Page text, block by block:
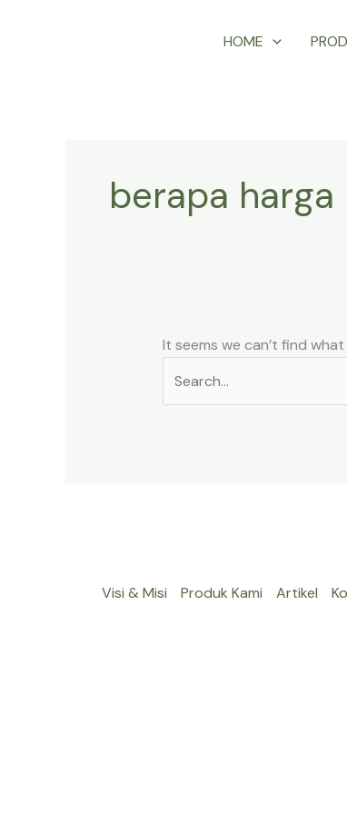
HOME
berapa
It seems we can’t find
Visi & Misi Produk Kami Artikel